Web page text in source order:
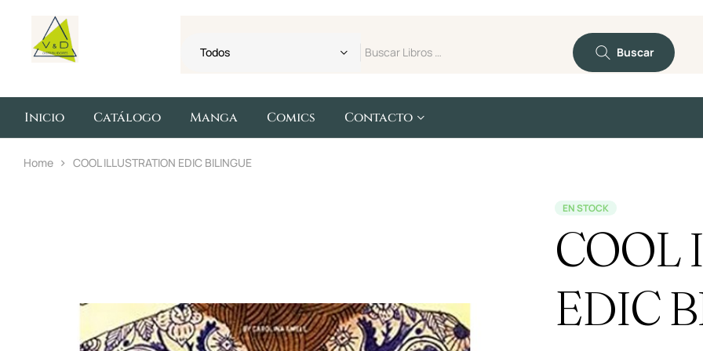
Buscar
Todos
Inicio Catálogo Manga Comics Contacto
Home COOL ILLUSTRATION EDIC BILINGUE
EN STOCK
COOL
EDIC